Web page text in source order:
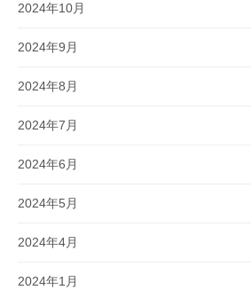
2024年10月
2024年9月
2024年8月
2024年7月
2024年6月
2024年5月
2024年4月
2024年1月